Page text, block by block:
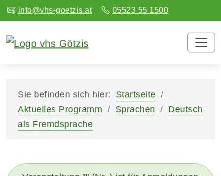
info@vhs-goetzis.at 05523 55 1500
Sie befinden sich hier:
Startseite
Aktuelles Programm
Sprachen
Deutsch
als Fremdsprache